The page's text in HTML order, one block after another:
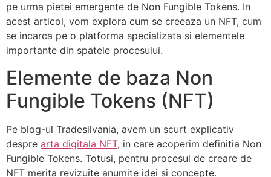
pe urma pietei emergente de Non Fungible Tokens. In
acest articol, vom explora cum se creeaza un NFT, cum
se incarca pe o platforma specializata si elementele
importante din spatele procesului.
Elemente de baza Non
Fungible Tokens (NFT)
Pe blog-ul Tradesilvania, avem un scurt explicativ
despre arta digitala NFT, in care acoperim definitia Non
Fungible Tokens. Totusi, pentru procesul de creare de
NFT merita revizuite anumite idei si concepte.